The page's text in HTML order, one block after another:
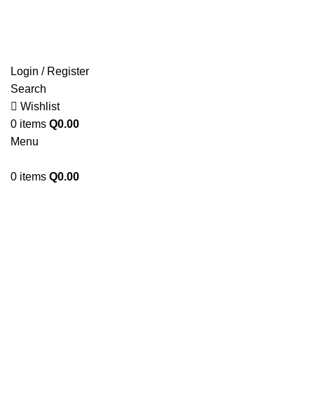
Login / Register
Search
Wishlist
0 items Q0.00
Menu
0 items Q0.00